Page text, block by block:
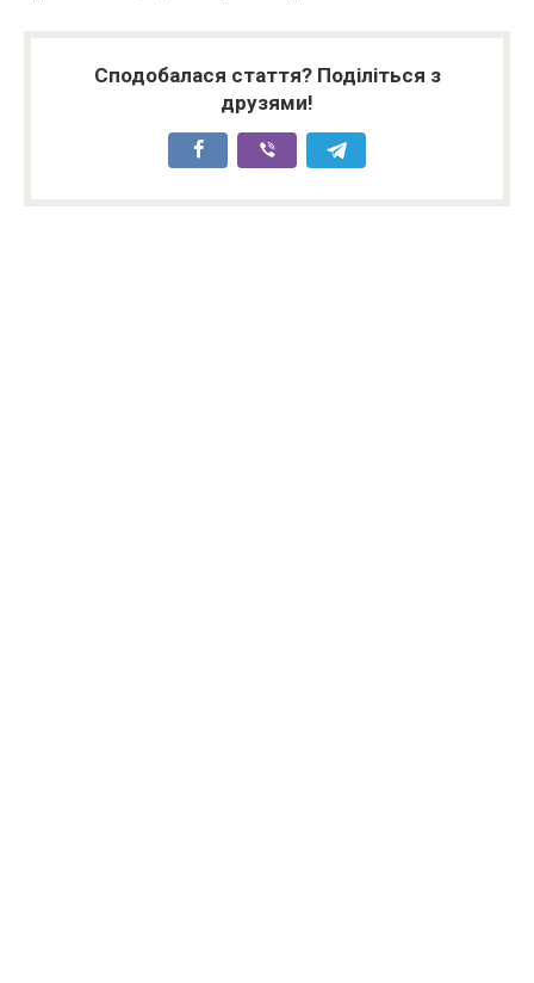
Сподобалася стаття? Поділіться з
друзями!